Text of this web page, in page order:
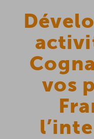
vos